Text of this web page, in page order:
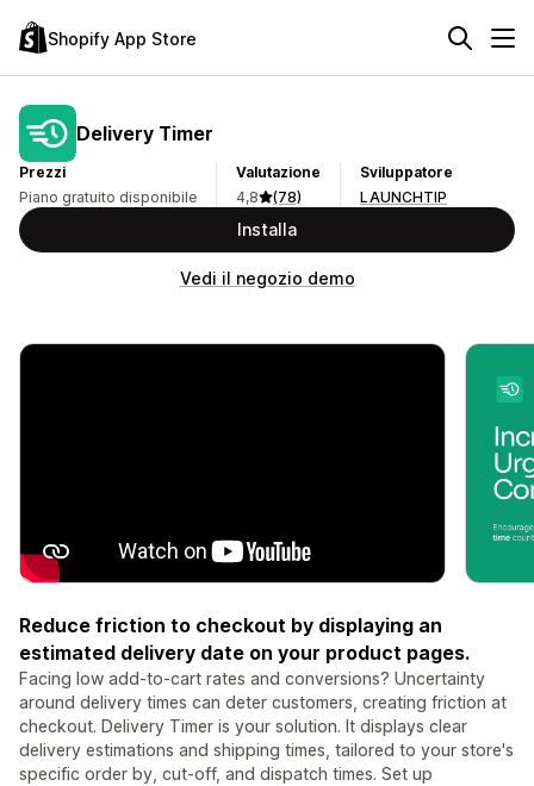
Shopify App Store
Delivery Timer
Prezzi
Piano gratuito disponibile
Valutazione
4,8
(78)
Sviluppatore
LAUNCHTIP
Installa
Vedi il negozio demo
Reduce friction to checkout by displaying an
estimated delivery date on your product pages.
Facing low add-to-cart rates and conversions? Uncertainty
around delivery times can deter customers, creating friction at
checkout. Delivery Timer is your solution. It displays clear
delivery estimations and shipping times, tailored to your store's
specific order by, cut-off, and dispatch times. Set up